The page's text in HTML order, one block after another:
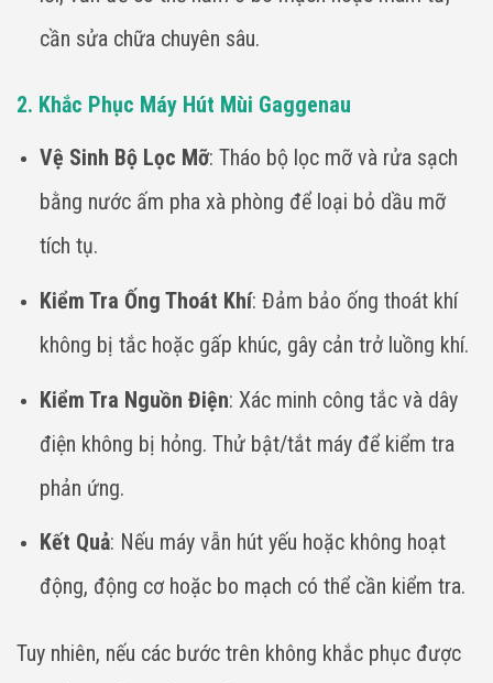
cần sửa chữa chuyên sâu.
2. Khắc Phục Máy Hút Mùi Gaggenau
Vệ Sinh Bộ Lọc Mỡ: Tháo bộ lọc mỡ và rửa sạch
bằng nước ấm pha xà phòng để loại bỏ dầu mỡ
tích tụ.
Kiểm Tra Ống Thoát Khí: Đảm bảo ống thoát khí
không bị tắc hoặc gấp khúc, gây cản trở luồng khí.
Kiểm Tra Nguồn Điện: Xác minh công tắc và dây
điện không bị hỏng. Thử bật/tắt máy để kiểm tra
phản ứng.
Kết Quả: Nếu máy vẫn hút yếu hoặc không hoạt
động, động cơ hoặc bo mạch có thể cần kiểm tra.
Tuy nhiên, nếu các bước trên không khắc phục được